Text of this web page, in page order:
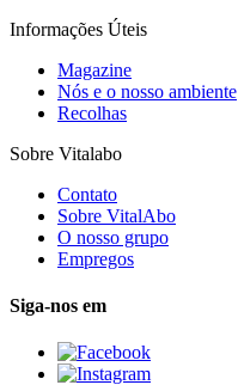
Informações Úteis
Magazine
Nós e o nosso ambiente
Recolhas
Sobre Vitalabo
Contato
Sobre VitalAbo
O nosso grupo
Empregos
Siga-nos em